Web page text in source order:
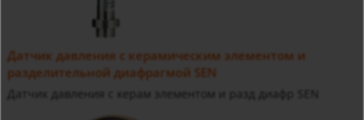
Датчик давления с керамическим элементом и
разделительной диафрагмой SEN
Датчик давления с керам элементом и разд диафр SEN